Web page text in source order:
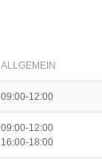
ALLGEMEIN
09:00-12:00
09:00-12:00
16:00-18:00